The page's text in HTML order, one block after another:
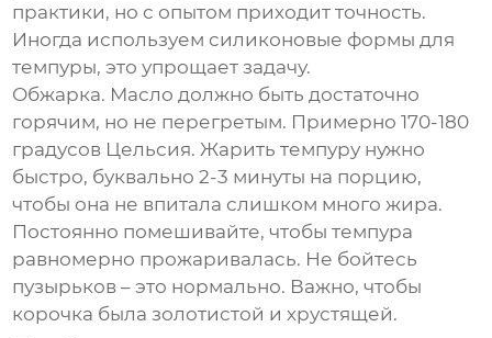
практики, но с опытом приходит точность.
Иногда используем силиконовые формы для
темпуры, это упрощает задачу.
Обжарка. Масло должно быть достаточно
горячим, но не перегретым. Примерно 170-180
градусов Цельсия. Жарить темпуру нужно
быстро, буквально 2-3 минуты на порцию,
чтобы она не впитала слишком много жира.
Постоянно помешивайте, чтобы темпура
равномерно прожаривалась. Не бойтесь
пузырьков – это нормально. Важно, чтобы
корочка была золотистой и хрустящей.